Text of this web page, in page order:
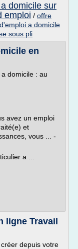
domicile sur
emploi / offre
a domicile
sous pli
en
domicile : au
avez un emploi
et
vous ... -
a ...
ligne Travail
depuis votre